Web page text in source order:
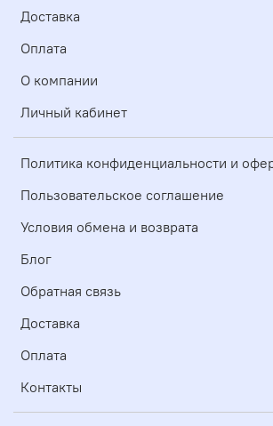
Доставка
Оплата
О компании
Личный кабинет
Политика конфиденциальности и
Пользовательское соглашение
Условия обмена и возврата
Блог
Обратная связь
Доставка
Оплата
Контакты